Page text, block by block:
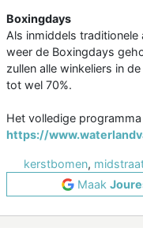
Boxingdays
Als inmiddels
weer de Boxingdays
zullen alle winkeliers in
tot wel 70%.
Het volledige
https://
kerstbomen,
Maak